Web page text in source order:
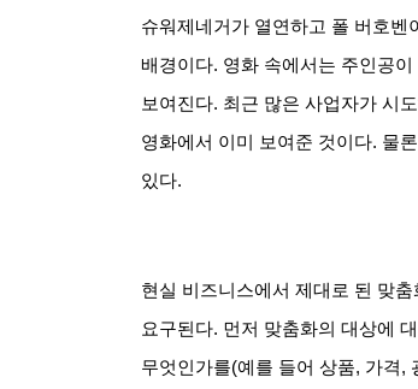
슈워제네거가 열연하고 폴 버호벤
배경이다. 영화 속에서는 주인공
보여진다. 최근 많은 사업자가 시
영화에서 이미 보여준 것이다. 물론
있다.
현실 비즈니스에서 제대로 된 맞춤
요구된다. 먼저 맞춤화의 대상에
무엇인가를(예를 들어 상품, 가격,